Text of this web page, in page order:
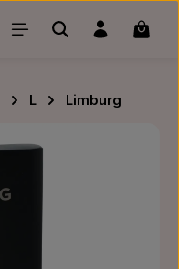
L
Limburg